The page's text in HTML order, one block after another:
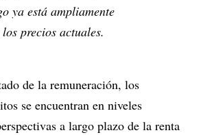
ya está ampliamente
precios actuales.
de la remuneración, los
se encuentran en niveles
a largo plazo de la renta